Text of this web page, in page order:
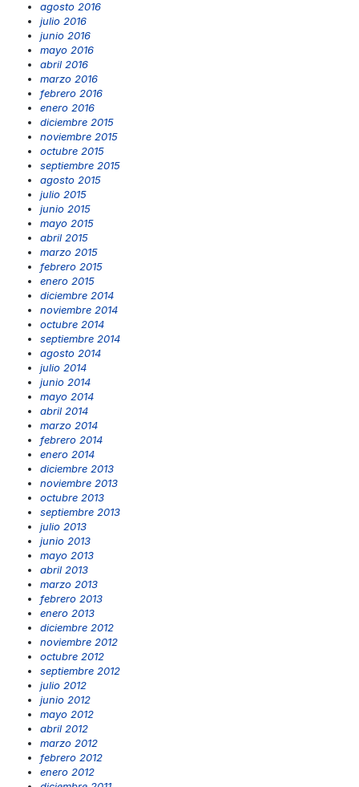
agosto 2016
julio 2016
junio 2016
mayo 2016
abril 2016
marzo 2016
febrero 2016
enero 2016
diciembre 2015
noviembre 2015
octubre 2015
septiembre 2015
agosto 2015
julio 2015
junio 2015
mayo 2015
abril 2015
marzo 2015
febrero 2015
enero 2015
diciembre 2014
noviembre 2014
octubre 2014
septiembre 2014
agosto 2014
julio 2014
junio 2014
mayo 2014
abril 2014
marzo 2014
febrero 2014
enero 2014
diciembre 2013
noviembre 2013
octubre 2013
septiembre 2013
julio 2013
junio 2013
mayo 2013
abril 2013
marzo 2013
febrero 2013
enero 2013
diciembre 2012
noviembre 2012
octubre 2012
septiembre 2012
julio 2012
junio 2012
mayo 2012
abril 2012
marzo 2012
febrero 2012
enero 2012